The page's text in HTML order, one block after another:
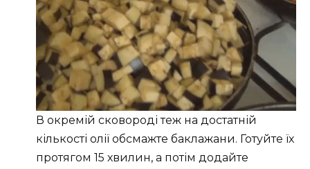
В окремій сковороді теж на достатній
кількості олії обсмажте баклажани. Готуйте їх
протягом 15 хвилин, а потім додайте